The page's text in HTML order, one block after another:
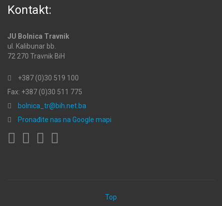
Kontakt:
JU Bolnica Travnik
ul. Kalibunar bb.
72 270 Travnik BiH
+387 (0)30 519 100
Fax: +387 (0)30 511 775
bolnica_tr@bih.net.ba
Pronađite nas na Google mapi
Top